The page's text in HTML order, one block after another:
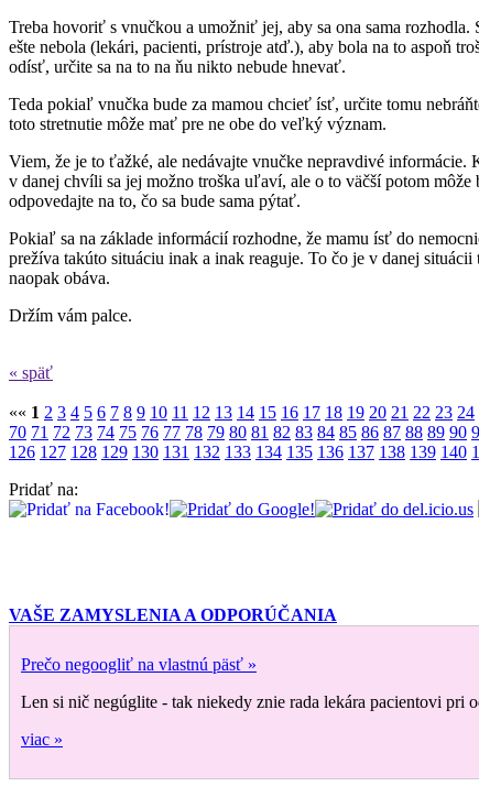
Treba hovoriť s vnučkou a umožniť jej, aby sa ona sama
ešte nebola (lekári, pacienti, prístroje atď.), aby bola na to aspoň
odísť, určite sa na to na ňu nikto nebude hnevať.
Teda pokiaľ vnučka bude za mamou chcieť ísť, určite tomu
toto stretnutie môže mať pre ne obe do veľký význam.
Viem, že je to ťažké, ale nedávajte vnučke nepravdivé
v danej chvíli sa jej možno troška uľaví, ale o to väčší potom
odpovedajte na to, čo sa bude sama pýtať.
Pokiaľ sa na základe informácií rozhodne, že mamu ísť do
prežíva takúto situáciu inak a inak reaguje. To čo je v danej
naopak obáva.
Držím vám palce.
« späť
«« 1 2 3 4 5 6 7 8 9 10 11 12 13 14 15 16 17 18 19 20 21 22 23 24
70 71 72 73 74 75 76 77 78 79 80 81 82 83 84 85 86 87 88 89 90
126 127 128 129 130 131 132 133 134 135 136 137 138 139 140
Pridať na:
VAŠE ZAMYSLENIA A ODPORÚČANIA
Prečo negoogliť na vlastnú päsť »
Len si nič negúglite - tak niekedy znie rada lekára pacientovi pri
viac »